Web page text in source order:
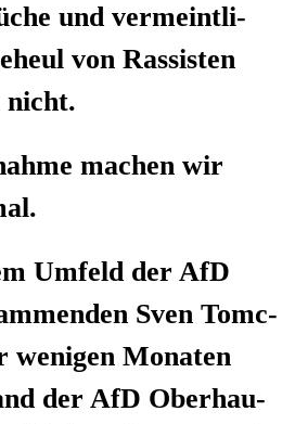
und ver­meint­li­
von Ras­sis­ten
nicht.
machen wir
Umfeld der AfD
Sven Tomc­
weni­gen Mona­ten
der AfD Ober­hau­